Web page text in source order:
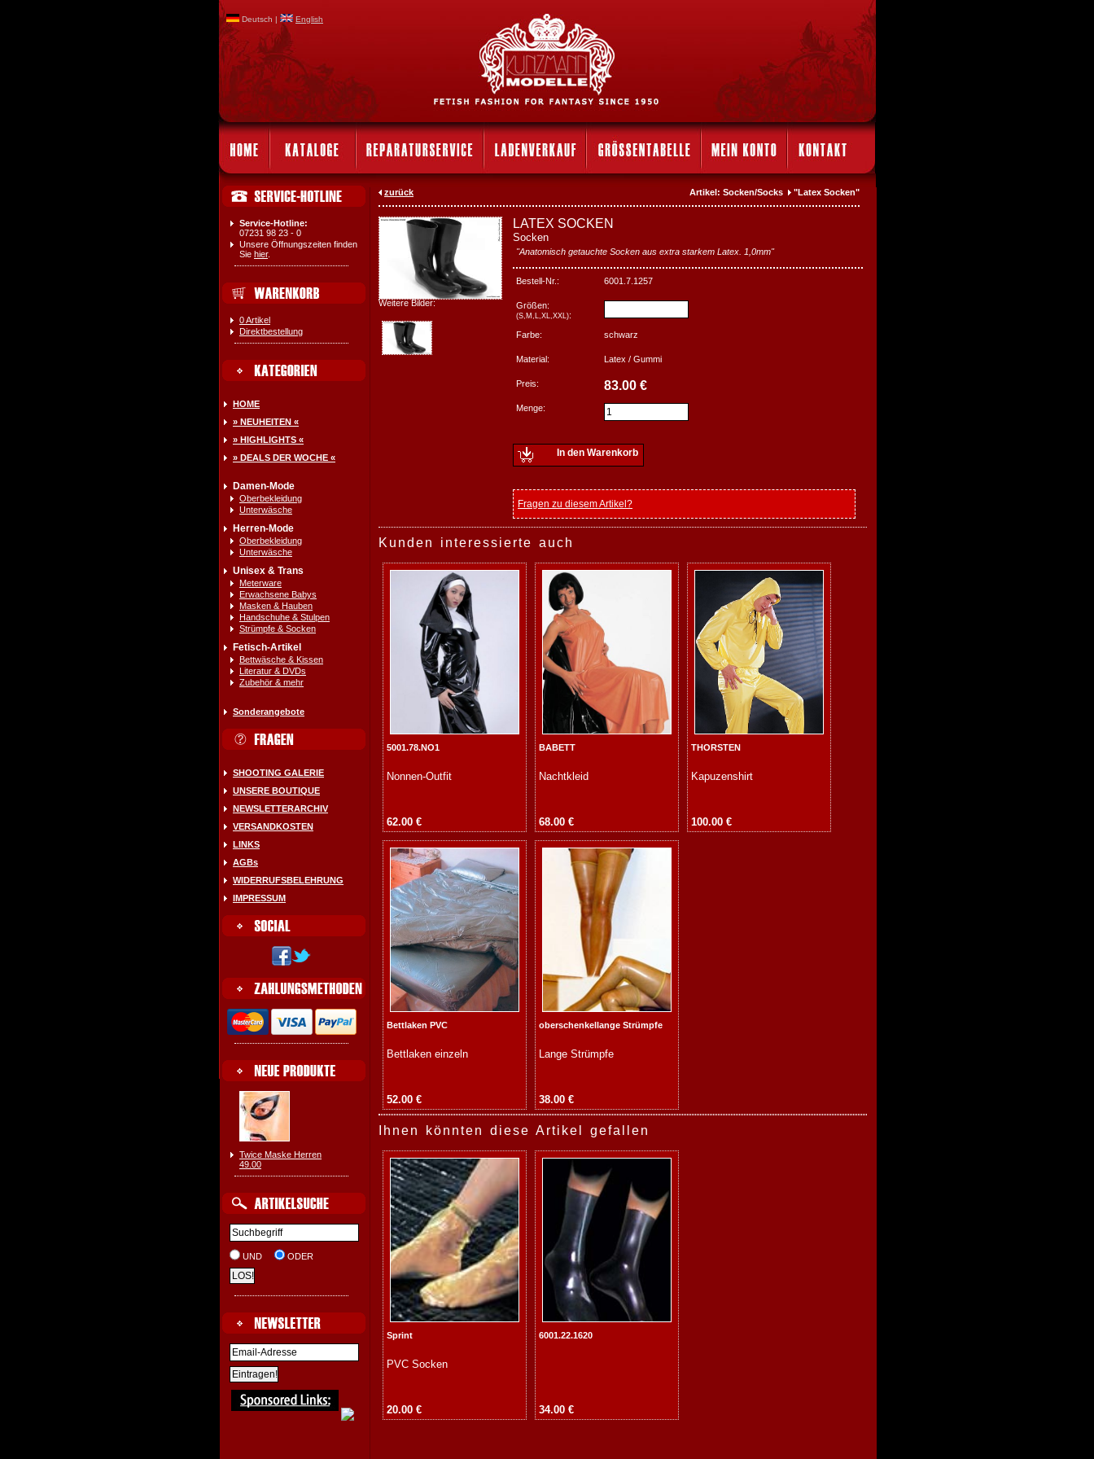
Deutsch | English
Service-Hotline:
07231 98 23 - 0
Unsere Öffnungszeiten finden
Sie hier.
0 Artikel
Direktbestellung
HOME
» NEUHEITEN «
» HIGHLIGHTS «
» DEALS DER WOCHE «
Damen-Mode
Oberbekleidung
Unterwäsche
Herren-Mode
Oberbekleidung
Unterwäsche
Unisex & Trans
Meterware
Erwachsene Babys
Masken & Hauben
Handschuhe & Stulpen
Strümpfe & Socken
Fetisch-Artikel
Bettwäsche & Kissen
Literatur & DVDs
Zubehör & mehr
Sonderangebote
SHOOTING GALERIE
UNSERE BOUTIQUE
NEWSLETTERARCHIV
VERSANDKOSTEN
LINKS
AGBs
WIDERRUFSBELEHRUNG
IMPRESSUM
Twice Maske Herren
49.00
UND ODER
zurück Artikel: Socken/Socks "Latex Socken"
Weitere Bilder:
LATEX SOCKEN
Socken
"Anatomisch getauchte Socken aus extra starkem Latex. 1,0mm"
Bestell-Nr.: 6001.7.1257
Größen:
(S,M,L,XL,XXL):
Farbe:
schwarz
Material: Latex / Gummi
Preis: 83.00 €
Menge:
In den Warenkorb
Fragen zu diesem Artikel?
Kunden interessierte auch
5001.78.NO1
Nonnen-Outfit
62.00 €
BABETT
Nachtkleid
68.00 €
THORSTEN
Kapuzenshirt
100.00 €
Bettlaken PVC
Bettlaken einzeln
52.00 €
oberschenkellange Strümpfe
Lange Strümpfe
38.00 €
Ihnen könnten diese Artikel gefallen
Sprint
PVC Socken
20.00 €
6001.22.1620
34.00 €